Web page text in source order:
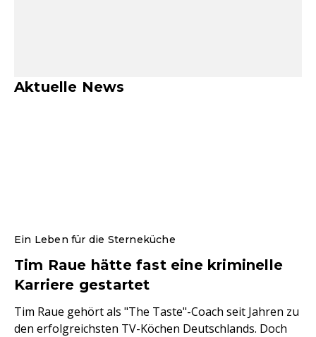
Aktuelle News
Ein Leben für die Sterneküche
Tim Raue hätte fast eine kriminelle
Karriere gestartet
Tim Raue gehört als "The Taste"-Coach seit Jahren zu
den erfolgreichsten TV-Köchen Deutschlands. Doch